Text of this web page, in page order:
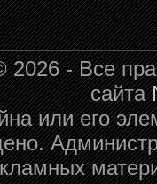
2026 - Все
сайта
или его